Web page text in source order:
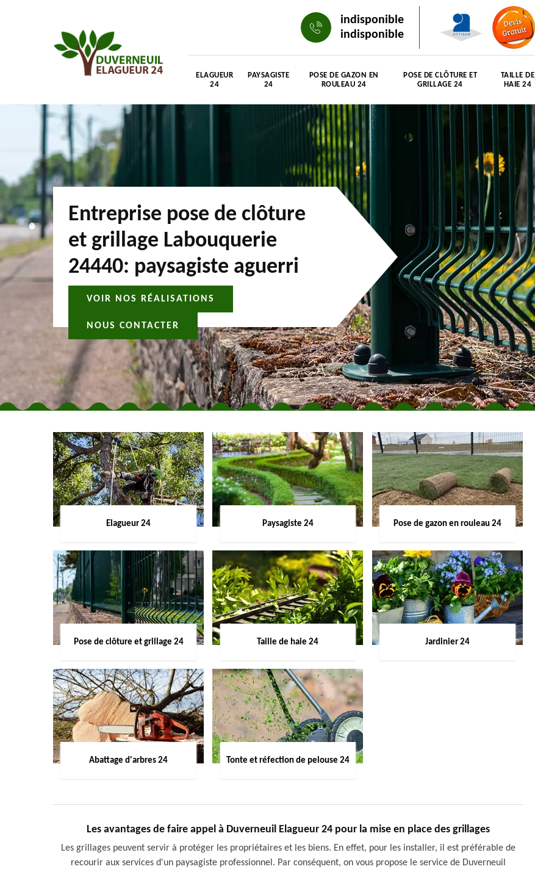
indisponible
indisponible
ELAGUEUR
24
PAYSAGISTE
24
POSE DE GAZON EN
ROULEAU 24
POSE DE CLÔTURE ET
GRILLAGE 24
TAILLE DE
HAIE 24
Entreprise pose de clôture
et grillage Labouquerie
24440: paysagiste aguerri
VOIR NOS RÉALISATIONS
NOUS CONTACTER
Elagueur 24 Paysagiste 24 Pose de gazon en rouleau 24
Pose de clôture et grillage 24 Taille de haie 24 Jardinier 24
Abattage d'arbres 24 Tonte et réfection de pelouse 24
Les avantages de faire appel à Duverneuil Elagueur 24 pour la mise en place des grillages
Les grillages peuvent servir à protéger les propriétaires et les biens. En effet, pour les installer, il est préférable de
recourir aux services d'un paysagiste professionnel. Par conséquent, on vous propose le service de Duverneuil